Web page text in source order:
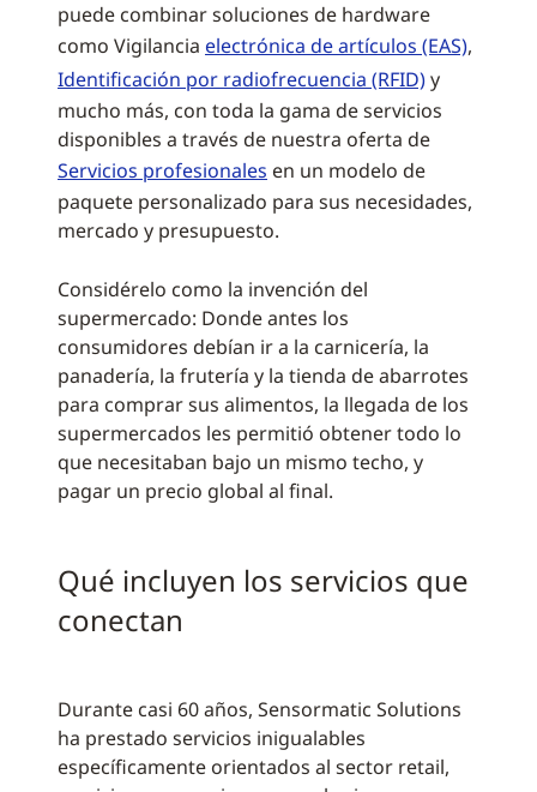
puede combinar soluciones de hardware
como Vigilancia electrónica de artículos (EAS),
Identificación por radiofrecuencia (RFID)y
mucho más, con toda la gama de servicios
disponibles a través de nuestra oferta de
Servicios profesionales en un modelo de
paquete personalizado para sus necesidades,
mercado y presupuesto.
Considérelo como la invención del
supermercado: Donde antes los
consumidores debían ir a la carnicería, la
panadería, la frutería y la tienda de abarrotes
para comprar sus alimentos, la llegada de los
supermercados les permitió obtener todo lo
que necesitaban bajo un mismo techo, y
pagar un precio global al final.
Qué incluyen los servicios que
conectan
Durante casi 60 años, Sensormatic Solutions
ha prestado servicios inigualables
específicamente orientados al sector retail,